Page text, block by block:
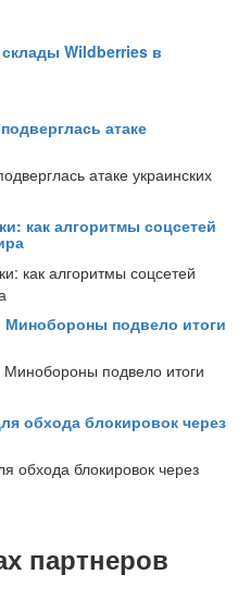
Wildberries в
атаке
как алгоритмы соцсетей
подвело итоги
обхода блокировок через
партнеров